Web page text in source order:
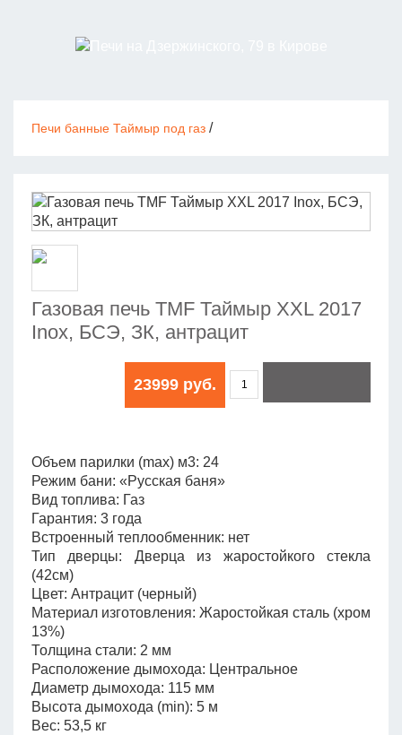
Печи банные Таймыр под газ /
Газовая печь TMF Таймыр XXL 2017
Inox, БСЭ, ЗК, антрацит
23999 руб.
Объем парилки (max) м3: 24
Режим бани: «Русская баня»
Вид топлива: Газ
Гарантия: 3 года
Встроенный теплообменник: нет
Тип дверцы: Дверца из жаростойкого стекла
(42см)
Цвет: Антрацит (черный)
Материал изготовления: Жаростойкая сталь (хром
13%)
Толщина стали: 2 мм
Расположение дымохода: Центральное
Диаметр дымохода: 115 мм
Высота дымохода (min): 5 м
Вес: 53,5 кг